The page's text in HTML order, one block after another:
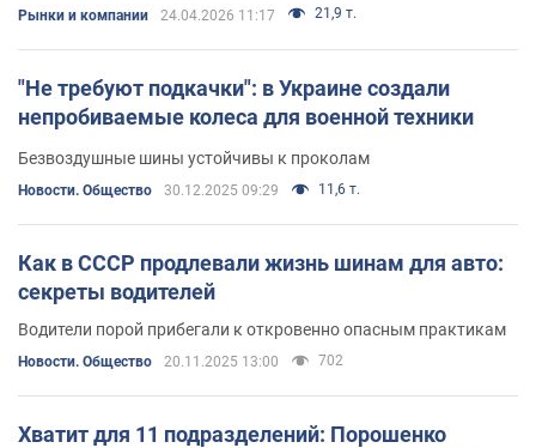
Рынки и компании 24.04.2026 11:17 21,9 т.
"Не требуют подкачки": в Украине создали
непробиваемые колеса для военной техники
Безвоздушные шины устойчивы к проколам
Новости. Общество 30.12.2025 09:29 11,6 т.
Как в СССР продлевали жизнь шинам для авто:
секреты водителей
Водители порой прибегали к откровенно опасным практикам
Новости. Общество 20.11.2025 13:00 702
Хватит для 11 подразделений: Порошенко